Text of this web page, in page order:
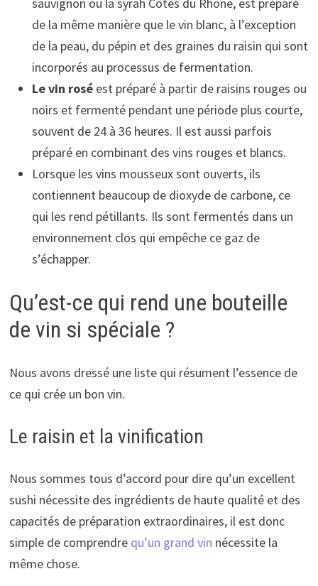
sauvignon ou la syrah Côtes du Rhone, est préparé
de la même manière que le vin blanc, à l’exception
de la peau, du pépin et des graines du raisin qui sont
incorporés au processus de fermentation.
Le vin rosé est préparé à partir de raisins rouges ou
noirs et fermenté pendant une période plus courte,
souvent de 24 à 36 heures. Il est aussi parfois
préparé en combinant des vins rouges et blancs.
Lorsque les vins mousseux sont ouverts, ils
contiennent beaucoup de dioxyde de carbone, ce
qui les rend pétillants. Ils sont fermentés dans un
environnement clos qui empêche ce gaz de
s’échapper.
Qu’est-ce qui rend une bouteille
de vin si spéciale ?
Nous avons dressé une liste qui résument l’essence de
ce qui crée un bon vin.
Le raisin et la vinification
Nous sommes tous d’accord pour dire qu’un excellent
sushi nécessite des ingrédients de haute qualité et des
capacités de préparation extraordinaires, il est donc
simple de comprendre qu’un grand vin nécessite la
même chose.